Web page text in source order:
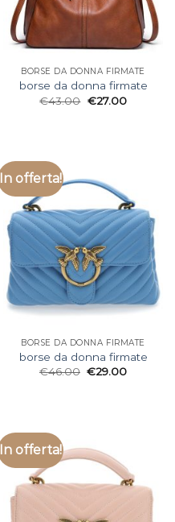
BORSE DA DONNA FIRMATE
borse da donna firmate
€43.00 €27.00
In offerta!
BORSE DA DONNA FIRMATE
borse da donna firmate
€46.00 €29.00
In offerta!